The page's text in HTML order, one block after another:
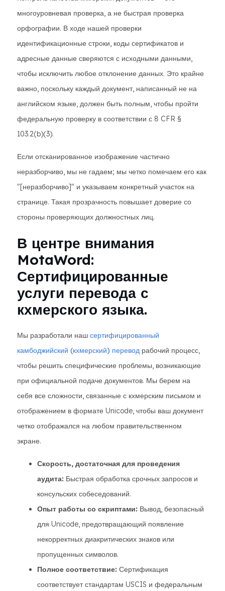
многоуровневая проверка, а не быстрая проверка
орфографии. В ходе нашей проверки
идентификационные строки, коды сертификатов и
адресные данные сверяются с исходными данными,
чтобы исключить любое отклонение данных. Это крайне
важно, поскольку каждый документ, написанный не на
английском языке, должен быть полным, чтобы пройти
федеральную проверку в соответствии с 8 CFR §
103.2(b)(3).
Если отсканированное изображение частично
неразборчиво, мы не гадаем; мы четко помечаем его как
"[неразборчиво]" и указываем конкретный участок на
странице. Такая прозрачность повышает доверие со
стороны проверяющих должностных лиц.
В центре внимания
MotaWord:
Сертифицированные
услуги перевода с
кхмерского языка.
Мы разработали наш сертифицированный
камбоджийский (кхмерский) перевод рабочий процесс,
чтобы решить специфические проблемы, возникающие
при официальной подаче документов. Мы берем на
себя все сложности, связанные с кхмерским письмом и
отображением в формате Unicode, чтобы ваш документ
четко отображался на любом правительственном
экране.
Скорость, достаточная для проведения
аудита: Быстрая обработка срочных запросов и
консульских собеседований.
Опыт работы со скриптами: Вывод, безопасный
для Unicode, предотвращающий появление
некорректных диакритических знаков или
пропущенных символов.
Полное соответствие: Сертификация
соответствует стандартам USCIS и федеральным